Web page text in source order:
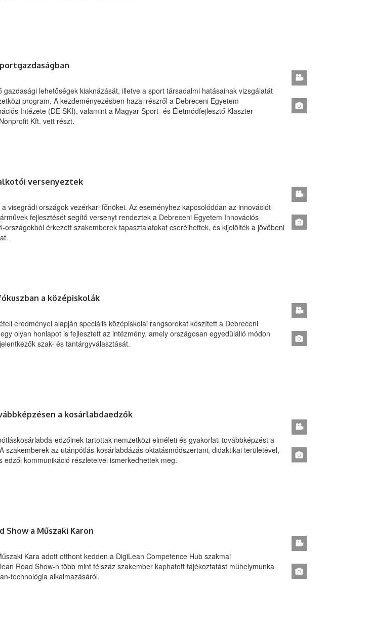
gazdasági lehetőségek kiaknázását, illetve a sport társadalmi hatásainak vizsgálatát
program. A kezdeményezésben hazai részről a Debreceni Egyetem
Intézete (DE SKI), valamint a Magyar Sport- és Életmódfejlesztő Klaszter
Kft. vett részt.
versenyeztek
visegrádi országok vezérkari főnökei. Az eseményhez kapcsolódóan az innovációt
fejlesztését segítő versenyt rendeztek a Debreceni Egyetem Innovációs
országokból érkezett szakemberek tapasztalatokat cserélhettek, és kijelölték a jövőbeni
a középiskolák
eredményei alapján speciális középiskolai rangsorokat készített a Debreceni
olyan honlapot is fejlesztett az intézmény, amely országosan egyedülálló módon
szak- és tantárgyválasztását.
a kosárlabdaedzők
edzőinek tartottak nemzetközi elméleti és gyakorlati továbbképzést a
szakemberek az utánpótlás-kosárlabdázás oktatásmódszertani, didaktikai területével,
edzői kommunikáció részleteivel ismerkedhettek meg.
Show a Műszaki Karon
Kara adott otthont kedden a DigiLean Competence Hub szakmai
Road Show-n több mint félszáz szakember kaphatott tájékoztatást műhelymunka
technológia alkalmazásáról.